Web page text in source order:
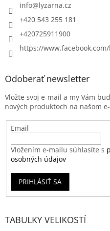
info@lyzarna.cz
+420 543 255 181
+420725911900
https://
Odoberať newsletter
Vložte svoj e-mail a my Vám
nových produktoch na našom
Email
Vložením e-mailu súhlasíte s
osobných údajov
PRIHLÁSIŤ SA
TABULKY VELIKOSTÍ